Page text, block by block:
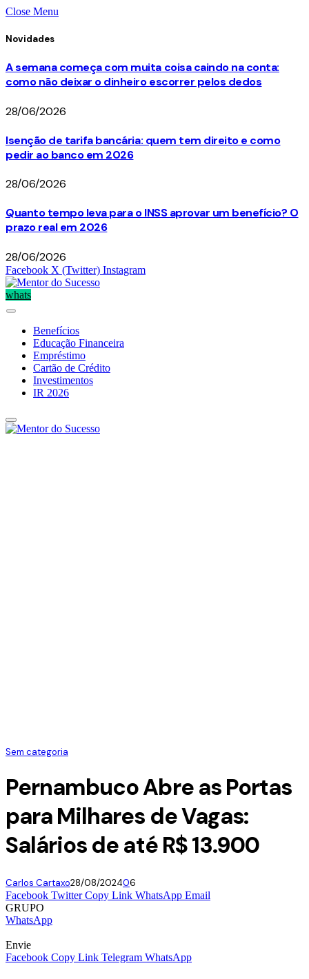
Close Menu
Novidades
A semana começa com muita coisa caindo na conta:
como não deixar o dinheiro escorrer pelos dedos
28/06/2026
Isenção de tarifa bancária: quem tem direito e como
pedir ao banco em 2026
28/06/2026
Quanto tempo leva para o INSS aprovar um benefício? O
prazo real em 2026
28/06/2026
Facebook X (Twitter) Instagram
whats
Benefícios
Educação Financeira
Empréstimo
Cartão de Crédito
Investimentos
IR 2026
Sem categoria
Pernambuco Abre as Portas
para Milhares de Vagas:
Salários de até R$ 13.900
Carlos Cartaxo28/08/202406
Facebook Twitter Copy Link WhatsApp Email
GRUPO
WhatsApp
Envie
Facebook Copy Link Telegram WhatsApp